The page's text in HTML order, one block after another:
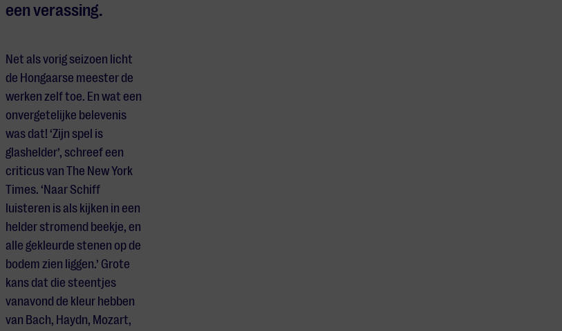
een verassing.
Net als vorig seizoen licht
de Hongaarse meester de
werken zelf toe. En wat een
onvergetelijke belevenis
was dat! ‘Zijn spel is
glashelder’, schreef een
criticus van The New York
Times. ‘Naar Schiff
luisteren is als kijken in een
helder stromend beekje, en
alle gekleurde stenen op de
bodem zien liggen.’ Grote
kans dat die steentjes
vanavond de kleur hebben
van Bach, Haydn, Mozart,